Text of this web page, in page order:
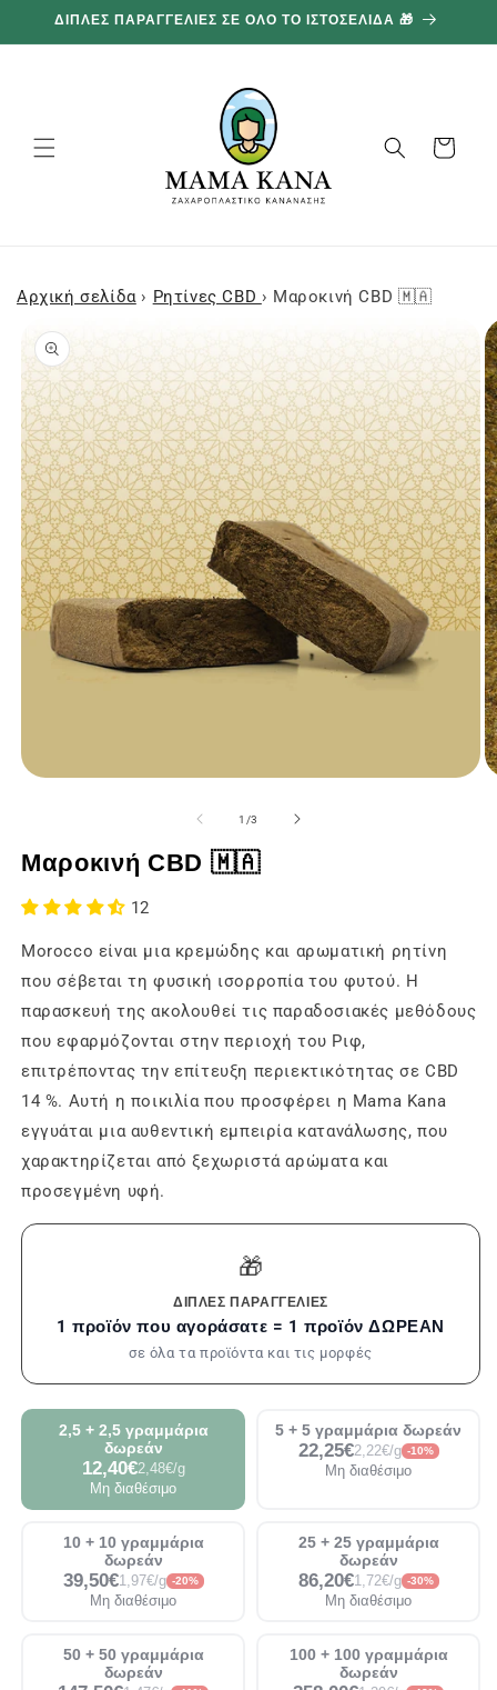
προχωρήστε
στο
ΔΙΠΛΕΣ ΠΑΡΑΓΓΕΛΙΕΣ ΣΕ ΟΛΟ ΤΟ ΙΣΤΟΣΕΛΙΔΑ 🎁
Καλάθι
Αρχική σελίδα › Ρητίνες CBD › Μαροκινή CBD 🇲🇦
Μεταβείτε
πληροφορίες
προϊόντος
1
σε
modal
παράθυρο
1 /του
3
Μαροκινή CBD 🇲🇦
12
Morocco είναι μια κρεμώδης και αρωματική ρητίνη
που σέβεται τη φυσική ισορροπία του φυτού. Η
παρασκευή της ακολουθεί τις παραδοσιακές μεθόδους
που εφαρμόζονται στην περιοχή του Ριφ,
επιτρέποντας την επίτευξη περιεκτικότητας σε CBD
14 %. Αυτή η ποικιλία που προσφέρει η Mama Kana
εγγυάται μια αυθεντική εμπειρία κατανάλωσης, που
χαρακτηρίζεται από ξεχωριστά αρώματα και
προσεγμένη υφή.
🎁
ΔΙΠΛΈΣ ΠΑΡΑΓΓΕΛΊΕΣ
1 προϊόν που αγοράσατε = 1 προϊόν ΔΩΡΕΑΝ
σε όλα τα προϊόντα και τις μορφές
2,5 + 2,5 γραμμάρια
δωρεάν
12,40€2,48€/g
Μη διαθέσιμο
5 + 5 γραμμάρια δωρεάν
22,25€2,22€/g -10%
Μη διαθέσιμο
10 + 10 γραμμάρια
δωρεάν
39,50€1,97€/g -20%
Μη διαθέσιμο
25 + 25 γραμμάρια
δωρεάν
86,20€1,72€/g -30%
Μη διαθέσιμο
50 + 50 γραμμάρια
δωρεάν
100 + 100 γραμμάρια
δωρεάν